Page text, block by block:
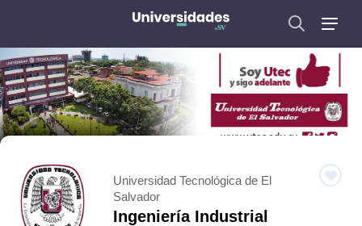
Universidad Tecnológica de El
Salvador
Ingeniería Industrial